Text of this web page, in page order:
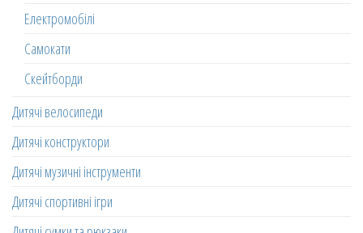
Електромобілі
Самокати
Скейтборди
Дитячі велосипеди
Дитячі конструктори
Дитячі музичні інструменти
Дитячі спортивні ігри